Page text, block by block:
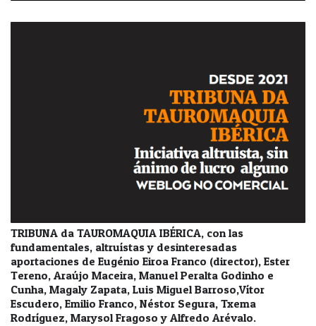
TRIBUNA da TAUROMAQUIA IBÉRICA, con las
fundamentales, altruístas y desinteresadas
aportaciones de Eugénio Eiroa Franco (director), Ester
Tereno, Araújo Maceira, Manuel Peralta Godinho e
Cunha, Magaly Zapata, Luis Miguel Barroso,Vítor
Escudero, Emilio Franco, Néstor Segura, Txema
Rodríguez, Marysol Fragoso y Alfredo Arévalo.